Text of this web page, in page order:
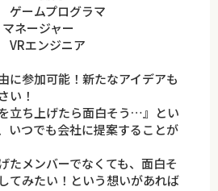
ムプログラマ
ジャー
エンジニア
に参加可能！新たなアイデアも
い！
立ち上げたら面白そう…』とい
いつでも会社に提案することが
たメンバーでなくても、面白そ
てみたい！という想いがあれば